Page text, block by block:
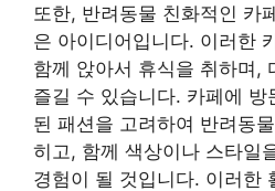
또한, 반려동물 친화적인 카
은 아이디어입니다. 이러한
함께 앉아서 휴식을 취하며,
즐길 수 있습니다. 카페에 방
된 패션을 고려하여 반려동
히고, 함께 색상이나 스타일
경험이 될 것입니다. 이러한